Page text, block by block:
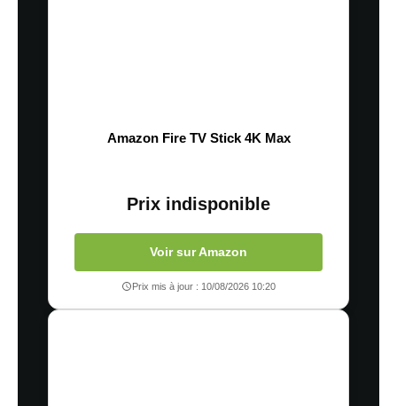
Amazon Fire TV Stick 4K Max
Prix indisponible
Voir sur Amazon
Prix mis à jour : 10/08/2026 10:20